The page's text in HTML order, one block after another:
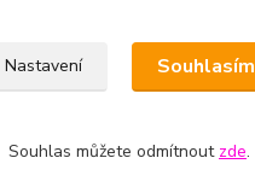
Nastavení Souhlasím
Souhlas můžete odmítnout zde.